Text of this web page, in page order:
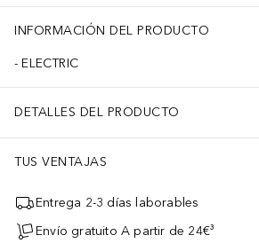
INFORMACIÓN DEL PRODUCTO
ELECTRIC
DETALLES DEL PRODUCTO
TUS VENTAJAS
Entrega 2-3 días laborables
Envío gratuito A partir de 24€³